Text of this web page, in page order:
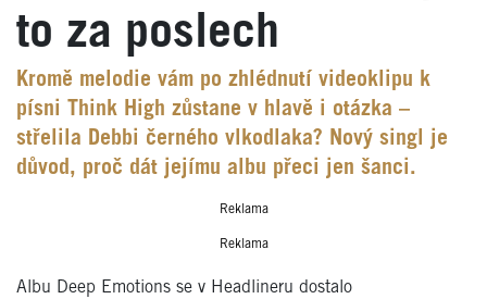
to za poslech
Kromě melodie vám po zhlédnutí videoklipu k
písni Think High zůstane v hlavě i otázka –
střelila Debbi černého vlkodlaka? Nový singl je
důvod, proč dát jejímu albu přeci jen šanci.
Reklama
Reklama
Albu Deep Emotions se v Headlineru dostalo